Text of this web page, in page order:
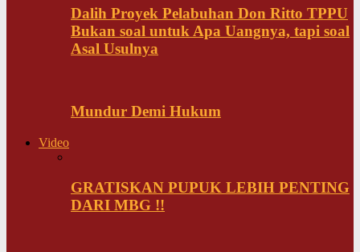
Dalih Proyek Pelabuhan Don Ritto TPPU
Bukan soal untuk Apa Uangnya, tapi soal
Asal Usulnya
Mundur Demi Hukum
Video
GRATISKAN PUPUK LEBIH PENTING
DARI MBG !!